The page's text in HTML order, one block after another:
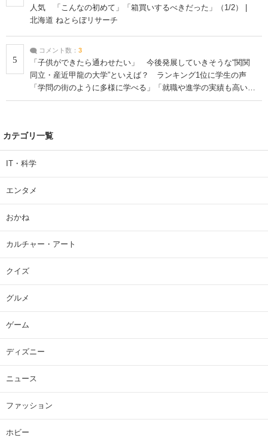
人気 「こんなの初めて」「箱買いするべきだった」（1/2） |
北海道 ねとらぼリサーチ
5
コメント数： 3
「子供ができたら通わせたい」 今後発展していきそうな“関関
同立・産近甲龍の大学”といえば？ ランキング1位に学生の声
「学問の街のように多様に学べる」「就職や進学の実績も高い」
| 大学 ねとらぼリサーチ
カテゴリ一覧
IT・科学
エンタメ
おかね
カルチャー・アート
クイズ
グルメ
ゲーム
ディズニー
ニュース
ファッション
ホビー